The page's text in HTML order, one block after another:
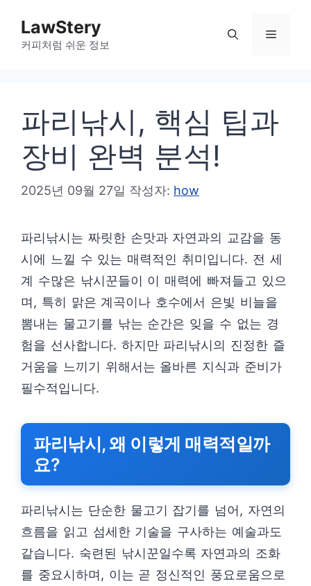
LawStery
커피처럼 쉬운 정보
메
파리낚시, 핵심 팁과
장비 완벽 분석!
2025년 09월 27일 작성자: how
파리낚시는 짜릿한 손맛과 자연과의 교감을 동
시에 느낄 수 있는 매력적인 취미입니다. 전 세
계 수많은 낚시꾼들이 이 매력에 빠져들고 있으
며, 특히 맑은 계곡이나 호수에서 은빛 비늘을
뽐내는 물고기를 낚는 순간은 잊을 수 없는 경
험을 선사합니다. 하지만 파리낚시의 진정한 즐
거움을 느끼기 위해서는 올바른 지식과 준비가
필수적입니다.
파리낚시, 왜 이렇게 매력적일까
요?
파리낚시는 단순한 물고기 잡기를 넘어, 자연의
흐름을 읽고 섬세한 기술을 구사하는 예술과도
같습니다. 숙련된 낚시꾼일수록 자연과의 조화
를 중요시하며, 이는 곧 정신적인 풍요로움으로